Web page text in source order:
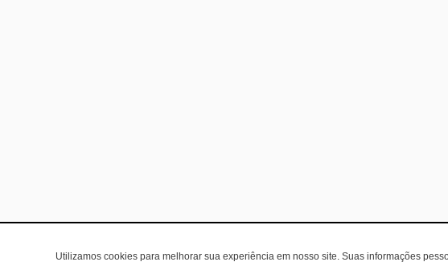
Utilizamos cookies para melhorar sua experiência em nosso site. Suas informações